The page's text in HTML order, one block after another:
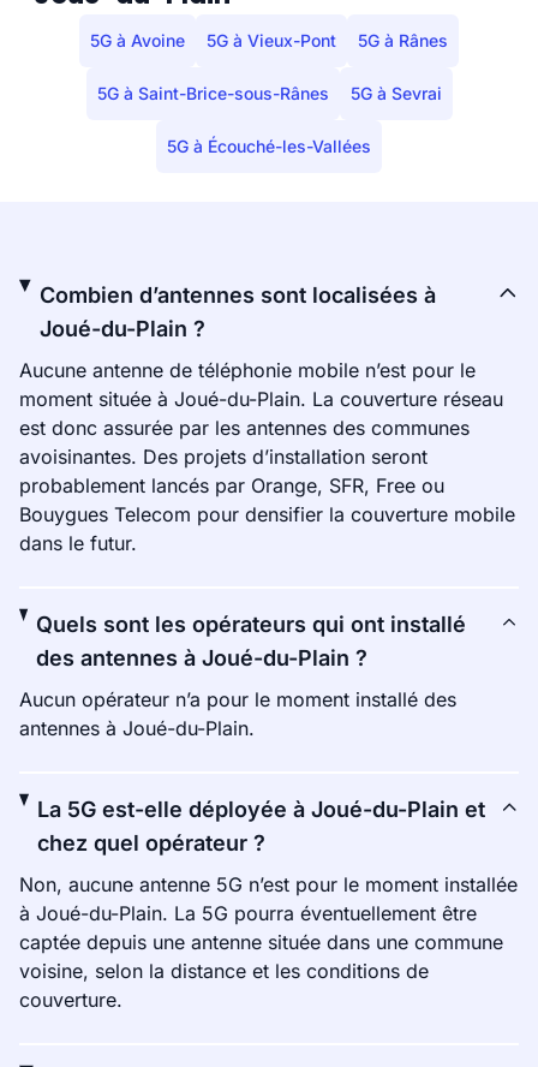
5G à Avoine 5G à Vieux-Pont 5G à Rânes
5G à Saint-Brice-sous-Rânes 5G à Sevrai
5G à Écouché-les-Vallées
Combien d’antennes sont localisées à
Joué-du-Plain ?
Aucune antenne de téléphonie mobile n’est pour le
moment située à Joué-du-Plain. La couverture réseau
est donc assurée par les antennes des communes
avoisinantes. Des projets d’installation seront
probablement lancés par Orange, SFR, Free ou
Bouygues Telecom pour densifier la couverture mobile
dans le futur.
Quels sont les opérateurs qui ont installé
des antennes à Joué-du-Plain ?
Aucun opérateur n’a pour le moment installé des
antennes à Joué-du-Plain.
La 5G est-elle déployée à Joué-du-Plain et
chez quel opérateur ?
Non, aucune antenne 5G n’est pour le moment installée
à Joué-du-Plain. La 5G pourra éventuellement être
captée depuis une antenne située dans une commune
voisine, selon la distance et les conditions de
couverture.